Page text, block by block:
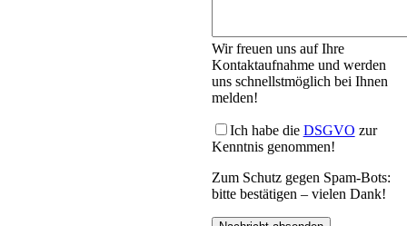
Wir freuen uns auf Ihre
Kontaktaufnahme und werden
uns schnellstmöglich bei Ihnen
melden!
Ich habe die DSGVO zur
Kenntnis genommen!
Zum Schutz gegen Spam-Bots:
bitte bestätigen – vielen Dank!